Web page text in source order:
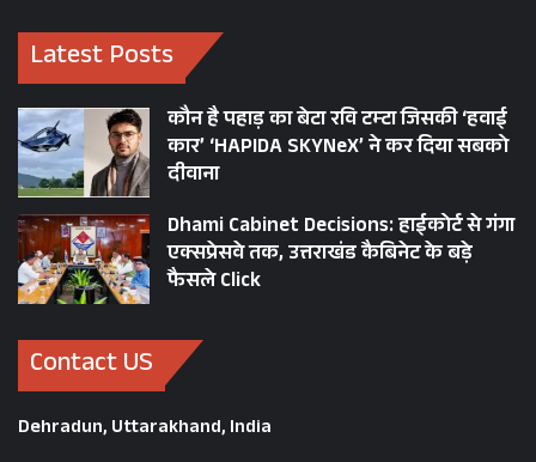
Latest Posts
कौन है पहाड़ का बेटा रवि टम्टा जिसकी ‘हवाई
कार’ ‘HAPIDA SKYNeX’ ने कर दिया सबको
दीवाना
Dhami Cabinet Decisions: हाईकोर्ट से गंगा
एक्सप्रेसवे तक, उत्तराखंड कैबिनेट के बड़े
फैसले Click
Contact US
Dehradun, Uttarakhand, India